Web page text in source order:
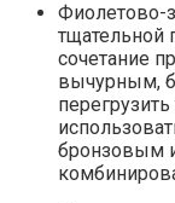
Фиолетово-
тщательной
сочетание
вычурным,
бронзовым